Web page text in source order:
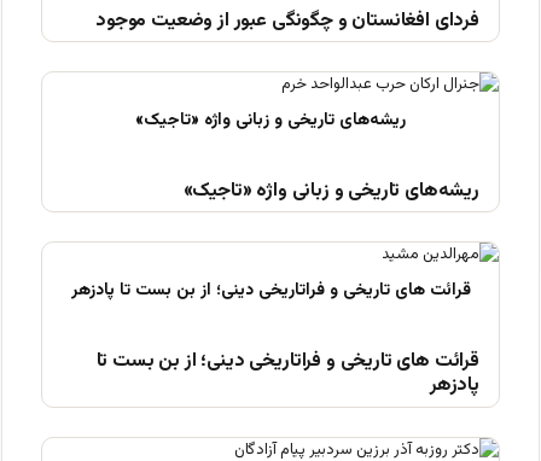
فردای افغانستان و چگونگی عبور از وضعیت موجود
ریشه‌های تاریخی و زبانی واژه «تاجیک»
قرائت های تاریخی و فراتاریخی دینی؛ از بن بست تا
پادزهر